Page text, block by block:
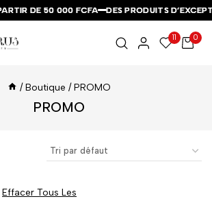
DE 50 000 FCFA DES PRODUITS
DE 50 000 FCFA DES PRODUITS
DE 50 000 FCFA DES PRODUITS
11 0
/ Boutique / PROMO
PROMO
Effacer Tous Les